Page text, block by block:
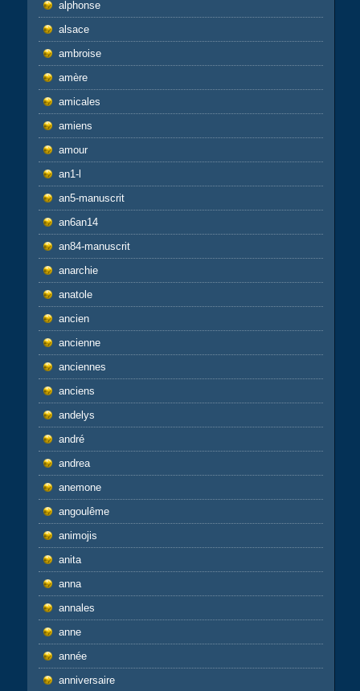
alphonse
alsace
ambroise
amère
amicales
amiens
amour
an1-l
an5-manuscrit
an6an14
an84-manuscrit
anarchie
anatole
ancien
ancienne
anciennes
anciens
andelys
andré
andrea
anemone
angoulême
animojis
anita
anna
annales
anne
année
anniversaire